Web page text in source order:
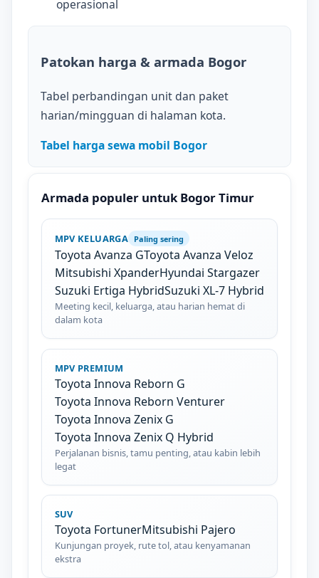
operasional
Patokan harga & armada Bogor
Tabel perbandingan unit dan paket
harian/mingguan di halaman kota.
Tabel harga sewa mobil Bogor
Armada populer untuk Bogor Timur
MPV KELUARGA Paling sering
Toyota Avanza GToyota Avanza Veloz
Mitsubishi XpanderHyundai Stargazer
Suzuki Ertiga HybridSuzuki XL-7 Hybrid
Meeting kecil, keluarga, atau harian hemat di
dalam kota
MPV PREMIUM
Toyota Innova Reborn G
Toyota Innova Reborn Venturer
Toyota Innova Zenix G
Toyota Innova Zenix Q Hybrid
Perjalanan bisnis, tamu penting, atau kabin lebih
legat
SUV
Toyota FortunerMitsubishi Pajero
Kunjungan proyek, rute tol, atau kenyamanan
ekstra